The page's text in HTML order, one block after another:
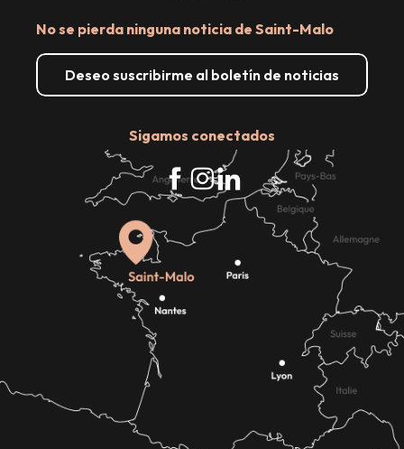
No se pierda ninguna noticia de Saint-Malo
Deseo suscribirme al boletín de noticias
Sigamos conectados